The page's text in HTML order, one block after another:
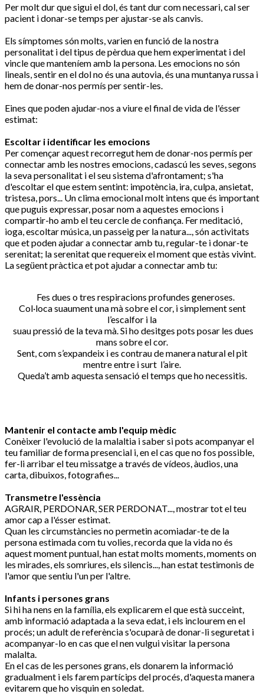
Per molt dur que sigui el dol, és tant dur com necessari, cal ser
pacient i donar-se temps per ajustar-se als canvis.
Els símptomes són molts, varien en funció de la nostra
personalitat i del tipus de pèrdua que hem experimentat i del
vincle que manteníem amb la persona. Les emocions no són
lineals, sentir en el dol no és una autovia, és una muntanya russa i
hem de donar-nos permís per sentir-les.
Eines que poden ajudar-nos a viure el final de vida de l'ésser
estimat:
Escoltar i identificar les emocions
Per començar aquest recorregut hem de donar-nos permís per
connectar amb les nostres emocions, cadascú les seves, segons
la seva personalitat i el seu sistema d'afrontament; s'ha
d'escoltar el que estem sentint: impotència, ira, culpa, ansietat,
tristesa, pors... Un clima emocional molt intens que és important
que puguis expressar, posar nom a aquestes emocions i
compartir-ho amb el teu cercle de confiança. Fer meditació,
ioga, escoltar música, un passeig per la natura..., són activitats
que et poden ajudar a connectar amb tu, regular-te i donar-te
serenitat; la serenitat que requereix el moment que estàs vivint.
La següent pràctica et pot ajudar a connectar amb tu:
Fes dues o tres respiracions profundes generoses.
Col·loca suaument una mà sobre el cor, i simplement sent
l’escalfor i la
suau pressió de la teva mà. Si ho desitges pots posar les dues
mans sobre el cor.
Sent, com s’expandeix i es contrau de manera natural el pit
mentre entre i surt l’aire.
Queda’t amb aquesta sensació el temps que ho necessitis.
Mantenir el contacte amb l'equip mèdic
Conèixer l'evolució de la malaltia i saber si pots acompanyar el
teu familiar de forma presencial i, en el cas que no fos possible,
fer-li arribar el teu missatge a través de vídeos, àudios, una
carta, dibuixos, fotografies...
Transmetre l'essència
AGRAIR, PERDONAR, SER PERDONAT..., mostrar tot el teu
amor cap a l'ésser estimat.
Quan les circumstàncies no permetin acomiadar-te de la
persona estimada com tu volies, recorda que la vida no és
aquest moment puntual, han estat molts moments, moments on
les mirades, els somriures, els silencis..., han estat testimonis de
l'amor que sentiu l'un per l'altre.
Infants i persones grans
Si hi ha nens en la família, els explicarem el que està succeint,
amb informació adaptada a la seva edat, i els inclourem en el
procés; un adult de referència s'ocuparà de donar-li seguretat i
acompanyar-lo en cas que el nen vulgui visitar la persona
malalta.
En el cas de les persones grans, els donarem la informació
gradualment i els farem partícips del procés, d'aquesta manera
evitarem que ho visquin en soledat.